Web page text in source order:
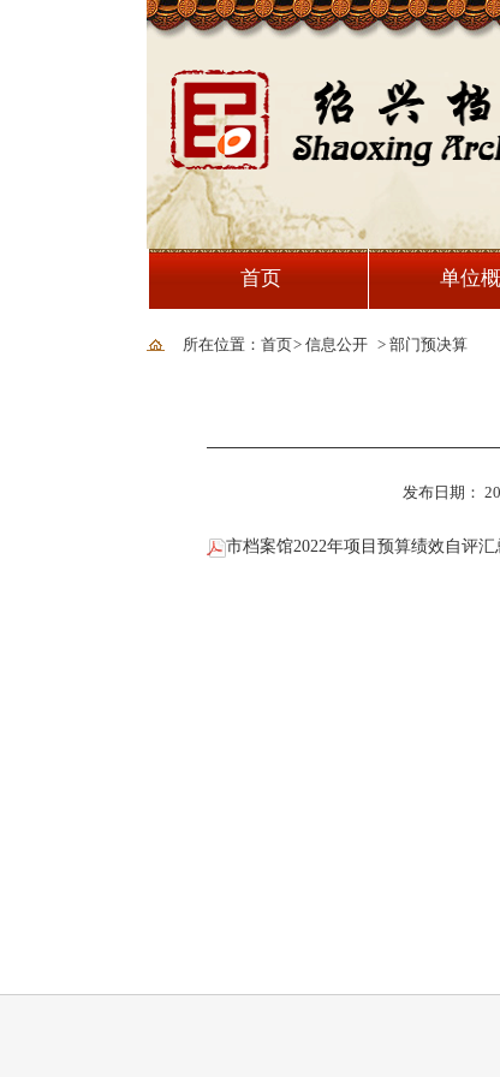
首页 单位
所在位置：首页> 信息公开 > 部门预决算
发布日期：
市档案馆2022年项目预算绩效自评汇